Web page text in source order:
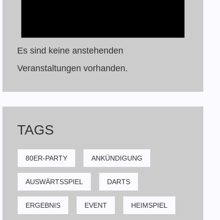
Es sind keine anstehenden
Veranstaltungen vorhanden.
TAGS
80ER-PARTY ANKÜNDIGUNG
AUSWÄRTSSPIEL DARTS
ERGEBNIS EVENT HEIMSPIEL